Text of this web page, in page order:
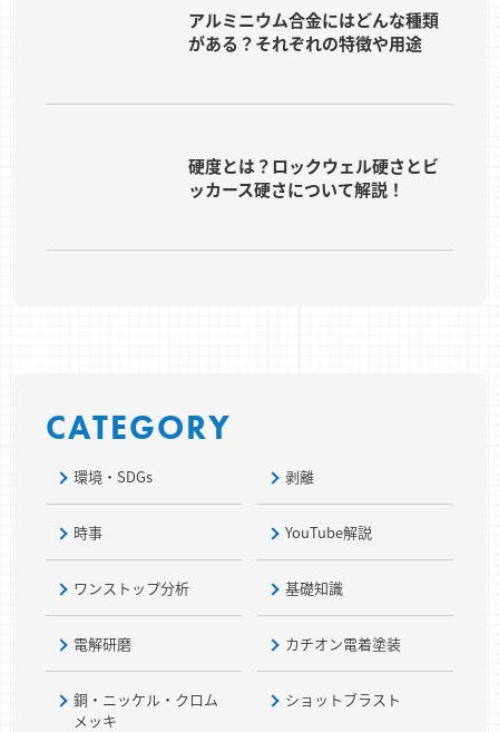
アルミニウム合金にはどんな種類
がある？それぞれの特徴や用途
硬度とは？ロックウェル硬さとビ
ッカース硬さについて解説！
CATEGORY
環境・SDGs 剥離
時事 YouTube解説
ワンストップ分析 基礎知識
電解研磨 カチオン電着塗装
銅・ニッケル・クロム
メッキ
ショットブラスト